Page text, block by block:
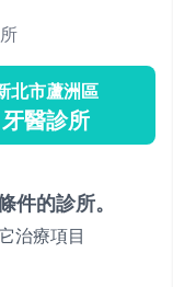
北市蘆洲區
牙醫診所
件的診所。
治療項目